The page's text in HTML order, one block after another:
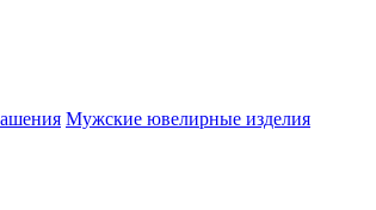
Мужские ювелирные изделия